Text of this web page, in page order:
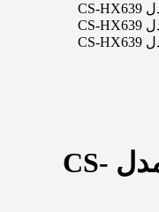
بلندگو جی وی سی مدل CS-